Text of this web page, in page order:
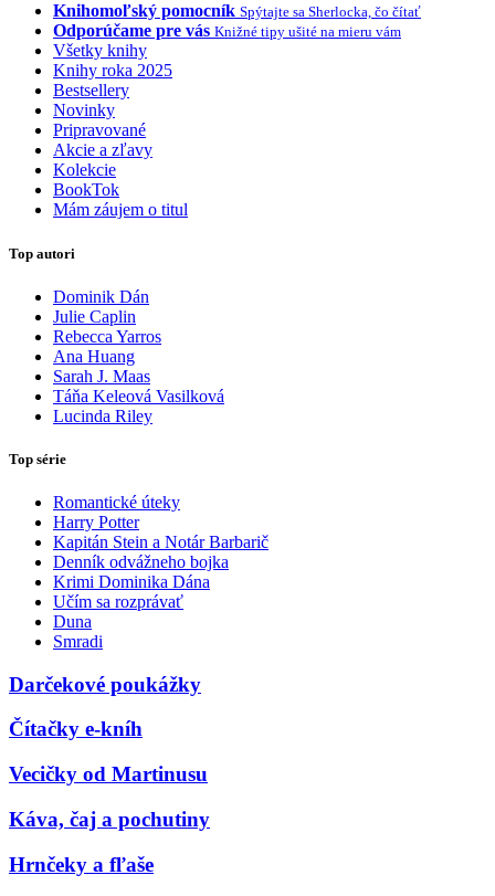
Knihomoľský pomocník Spýtajte sa Sherlocka, čo čítať
Odporúčame pre vás Knižné tipy ušité na mieru vám
Všetky knihy
Knihy roka 2025
Bestsellery
Novinky
Pripravované
Akcie a zľavy
Kolekcie
BookTok
Mám záujem o titul
Top autori
Dominik Dán
Julie Caplin
Rebecca Yarros
Ana Huang
Sarah J. Maas
Táňa Keleová Vasilková
Lucinda Riley
Top série
Romantické úteky
Harry Potter
Kapitán Stein a Notár Barbarič
Denník odvážneho bojka
Krimi Dominika Dána
Učím sa rozprávať
Duna
Smradi
Darčekové poukážky
Čítačky e-kníh
Vecičky od Martinusu
Káva, čaj a pochutiny
Hrnčeky a fľaše